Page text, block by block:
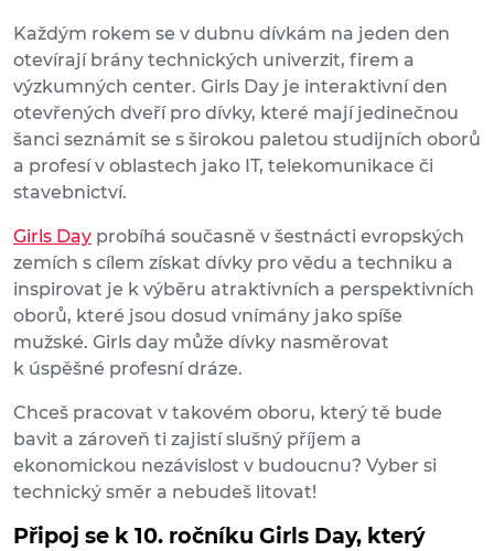
Každým rokem se v dubnu dívkám na jeden den
otevírají brány technických univerzit, firem a
výzkumných center. Girls Day je interaktivní den
otevřených dveří pro dívky, které mají jedinečnou
šanci seznámit se s širokou paletou studijních oborů
a profesí v oblastech jako IT, telekomunikace či
stavebnictví.
Girls Day probíhá současně v šestnácti evropských
zemích s cílem získat dívky pro vědu a techniku a
inspirovat je k výběru atraktivních a perspektivních
oborů, které jsou dosud vnímány jako spíše
mužské. Girls day může dívky nasměrovat
k úspěšné profesní dráze.
Chceš pracovat v takovém oboru, který tě bude
bavit a zároveň ti zajistí slušný příjem a
ekonomickou nezávislost v budoucnu? Vyber si
technický směr a nebudeš litovat!
Připoj se k 10. ročníku Girls Day, který